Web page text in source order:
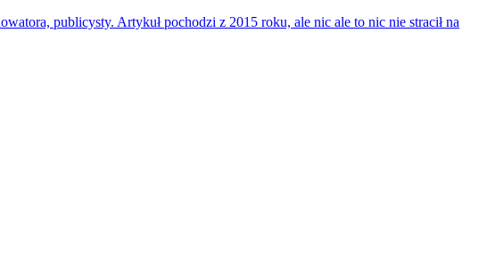
publicysty. Artykuł pochodzi z 2015 roku, ale nic ale to nic nie stracił na